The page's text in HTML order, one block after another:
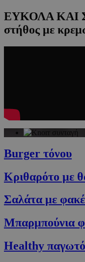
ΕΥΚΟΛΑ ΚΑΙ
στήθος με
Burger τόνου
Κριθαρότο με
Σαλάτα με
Μπαρμπούνια
Healthy